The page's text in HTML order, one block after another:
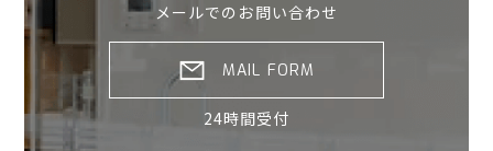
メールでのお問い合わせ
MAIL FORM
24時間受付